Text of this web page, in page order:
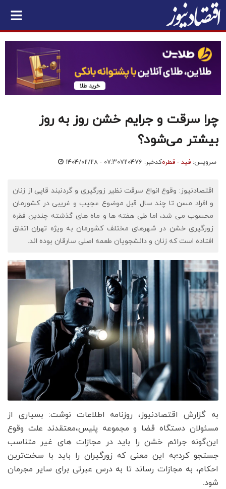
چرا سرقت و جرایم خشن روز به روز
بیشتر می‌شود؟
سرویس: فید - قطرهکدخبر: ۷۲۰۴۷۶ ۱۴۰۴/۰۲/۲۸ - ۰۷:۳۰
اقتصادنیوز: وقوع انواع سرقت‌ نظیر زورگیری و گردنبند قاپی از زنان
و افراد مسن تا چند سال قبل موضوع عجیب و غریبی در کشورمان
محسوب می شد، اما طی هفته ها و ماه های گذشته چندین فقره
زورگیری خشن در شهرهای مختلف کشورمان به ویژه تهران اتفاق
افتاده است که زنان و دانشجویان طعمه اصلی سارقان بوده اند.
به گزارش اقتصادنیوز، روزنامه اطلاعات نوشت: بسیاری از
مسئولان دستگاه قضا و مجموعه پلیس،معتقدند علت وقوع
این‌گونه جرائم خشن را باید در مجازات های غیر متناسب
جستجو کرد؛به این معنی که زورگیران را باید با سخت‌ترین
احکام، به مجازات رساند تا به درس عبرتی برای سایر مجرمان
شود.